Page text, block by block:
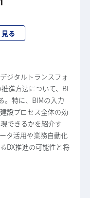
る
ジタルトランスフォ
進方法について、BI
。特に、BIMの入力
設プロセス全体の効
できるかを紹介す
タ活用や業務自動化
DX推進の可能性と将